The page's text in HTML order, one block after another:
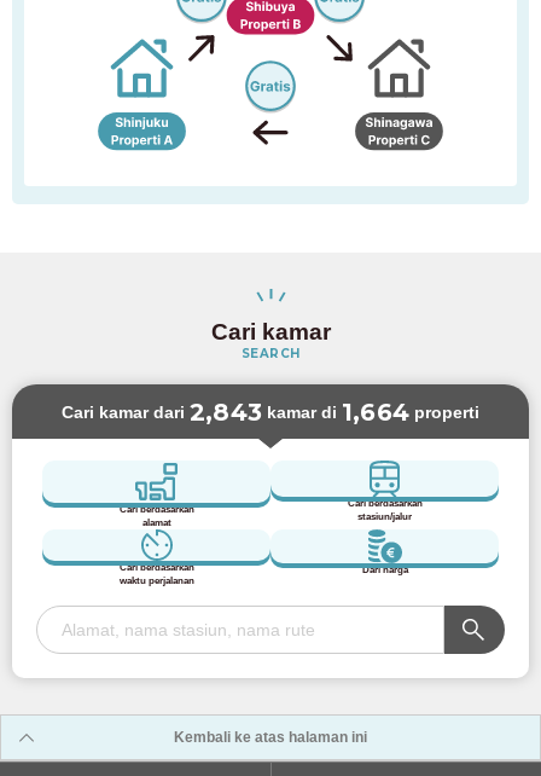
Cari kamar
SEARCH
Cari kamar dari 2,843 kamar di 1,664 properti
Cari berdasarkan
alamat
Cari berdasarkan
stasiun/jalur
Cari berdasarkan
waktu perjalanan
Dari harga
Kembali ke atas halaman ini